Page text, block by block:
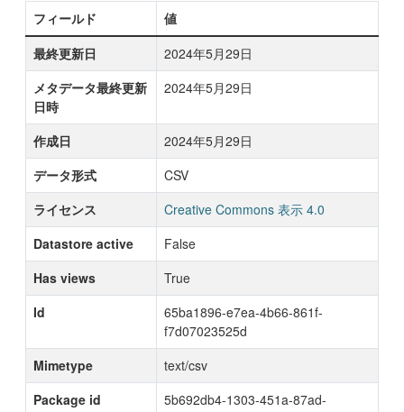
フィールド
値
最終更新日
2024年5月29日
メタデータ最終更新
日時
2024年5月29日
作成日
2024年5月29日
データ形式
CSV
ライセンス
Creative Commons 表示 4.0
Datastore active
False
Has views
True
Id
65ba1896-e7ea-4b66-861f-
f7d07023525d
Mimetype
text/csv
Package id
5b692db4-1303-451a-87ad-